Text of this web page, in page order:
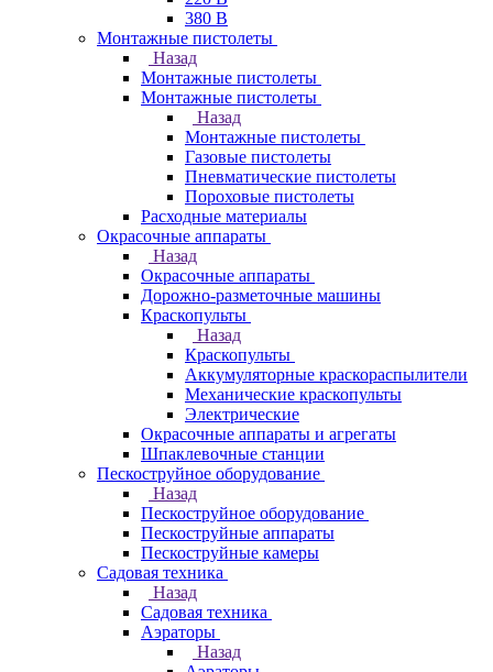
380 В
Монтажные пистолеты
Назад
Монтажные пистолеты
Монтажные пистолеты
Назад
Монтажные пистолеты
Газовые пистолеты
Пневматические пистолеты
Пороховые пистолеты
Расходные материалы
Окрасочные аппараты
Назад
Окрасочные аппараты
Дорожно-разметочные машины
Краскопульты
Назад
Краскопульты
Аккумуляторные краскораспылители
Механические краскопульты
Электрические
Окрасочные аппараты и агрегаты
Шпаклевочные станции
Пескоструйное оборудование
Назад
Пескоструйное оборудование
Пескоструйные аппараты
Пескоструйные камеры
Садовая техника
Назад
Садовая техника
Аэраторы
Назад